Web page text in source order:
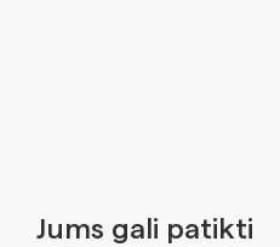
Jums gali patikti